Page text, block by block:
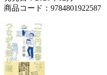
商品コード：9784801922587